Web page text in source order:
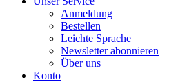
Anmeldung
Bestellen
Leichte Sprache
Newsletter abonnieren
Über uns
Konto